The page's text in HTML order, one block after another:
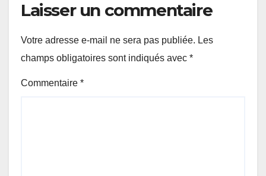
Laisser un commentaire
Votre adresse e-mail ne sera pas publiée. Les
champs obligatoires sont indiqués avec *
Commentaire *